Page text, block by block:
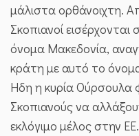
μάλιστα ορθάνοιχτη.
Σκοπιανοί εισέρχονται
όνομα Μακεδονία,
κράτη με αυτό το
Ηδη η κυρία Ούρσουλα
Σκοπιανούς να
εκλόγιμο μέλος στην ΕΕ.